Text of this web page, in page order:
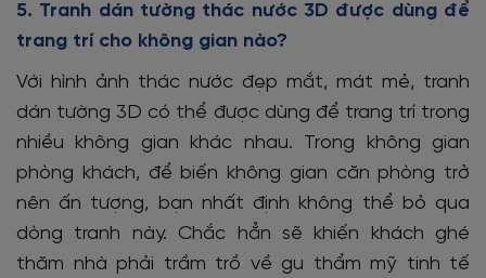
5. Tranh dán tường thác nước 3D được dùng để
trang trí cho không gian nào?
Với hình ảnh thác nước đẹp mắt, mát mẻ, tranh
dán tường 3D có thể được dùng để trang trí trong
nhiều không gian khác nhau. Trong không gian
phòng khách, để biến không gian căn phòng trở
nên ấn tượng, bạn nhất định không thể bỏ qua
dòng tranh này. Chắc hẳn sẽ khiến khách ghé
thăm nhà phải trầm trồ về gu thẩm mỹ tinh tế